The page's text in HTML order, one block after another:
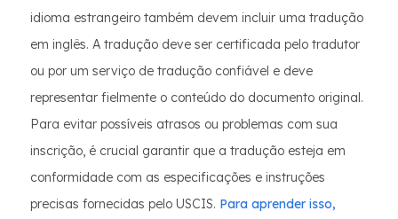
idioma estrangeiro também devem incluir uma tradução
em inglês. A tradução deve ser certificada pelo tradutor
ou por um serviço de tradução confiável e deve
representar fielmente o conteúdo do documento original.
Para evitar possíveis atrasos ou problemas com sua
inscrição, é crucial garantir que a tradução esteja em
conformidade com as especificações e instruções
precisas fornecidas pelo USCIS. Para aprender isso,